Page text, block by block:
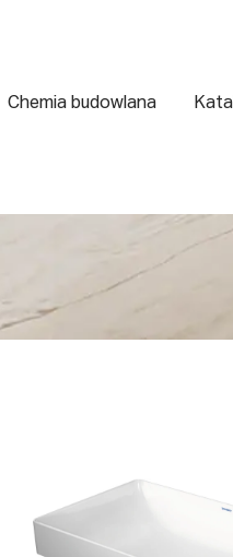
Chemia budowlana